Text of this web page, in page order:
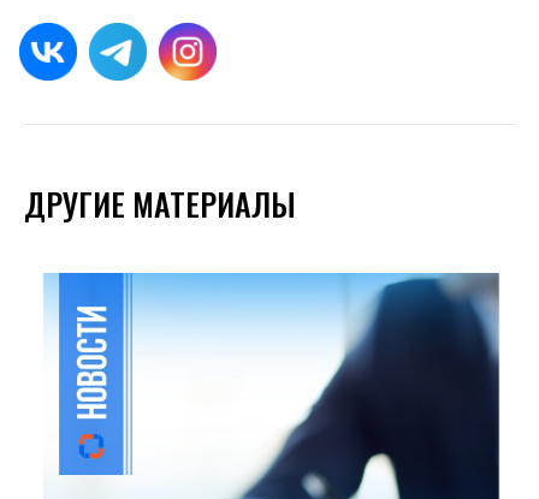
ДРУГИЕ МАТЕРИАЛЫ